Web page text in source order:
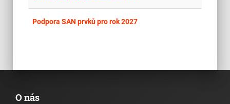
Podpora SAN prvků pro rok 2027
O nás